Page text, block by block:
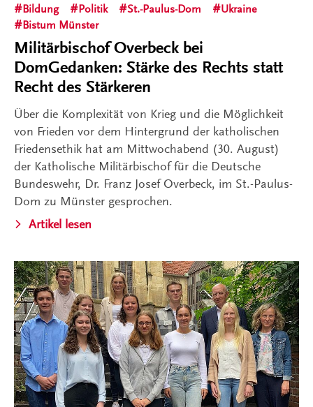
Bildung
Politik St.-Paulus-Dom
Ukraine
Bistum Münster
Militärbischof Overbeck bei
DomGedanken: Stärke des Rechts statt
Recht des Stärkeren
Über die Komplexität von Krieg und die Möglichkeit
von Frieden vor dem Hintergrund der katholischen
Friedensethik hat am Mittwochabend (30. August)
der Katholische Militärbischof für die Deutsche
Bundeswehr, Dr. Franz Josef Overbeck, im St.-Paulus-
Dom zu Münster gesprochen.
Artikel lesen